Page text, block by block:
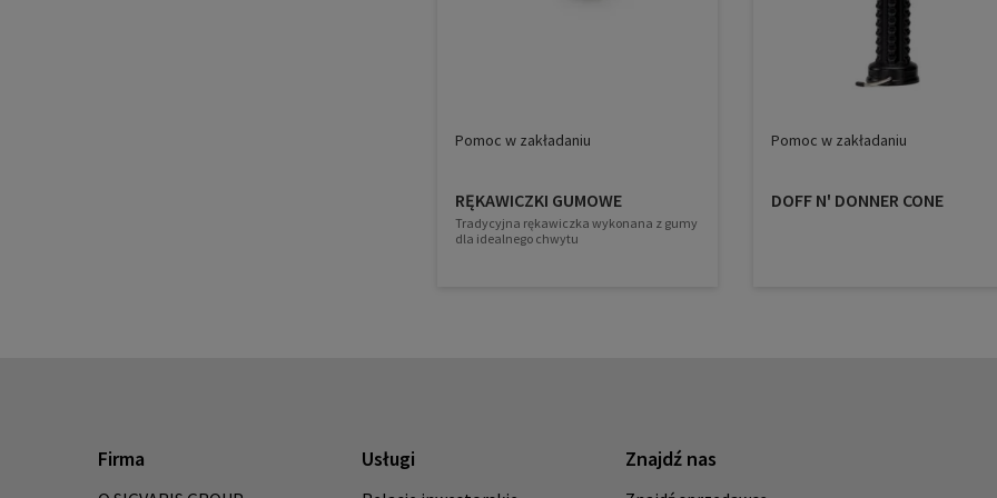
Pomoc w zakładaniu
RĘKAWICZKI GUMOWE
Tradycyjna rękawiczka wykonana z gumy
dla idealnego chwytu
Pomoc w zakładaniu
DOFF N' DONNER CONE
Firma Usługi Znajdź nas